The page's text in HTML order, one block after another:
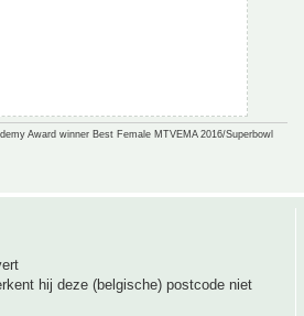
Award winner Best Female MTVEMA 2016/Superbowl
hij deze (belgische) postcode niet